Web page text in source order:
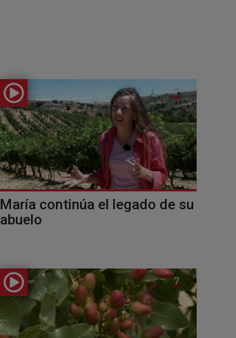
María continúa el legado de su
abuelo